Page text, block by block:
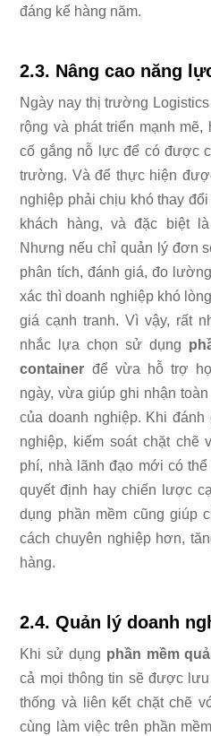
đáng kể hàng năm.
2.3. Nâng cao năng
Ngày nay thị trường
rộng và phát triển mạnh
cố gắng nỗ lực để có được
trường. Và để thực hiện
nghiệp phải chịu khó thay
khách hàng, và đặc biệt
Nhưng nếu chỉ quản lý đơn
phân tích, đánh giá, đo
xác thì doanh nghiệp khó
giá cạnh tranh. Vì vậy, rất
nhắc lựa chọn sử dụng
container để vừa hỗ trợ
ngày, vừa giúp ghi nhận
của doanh nghiệp. Khi
nghiệp, kiểm soát chặt
phí, nhà lãnh đạo mới có
quyết định hay chiến lược
dụng phần mềm cũng giúp
cách chuyên nghiệp hơn,
hàng.
2.4. Quản lý doanh
Khi sử dụng phần mềm
cả mọi thông tin sẽ được
thống và liên kết chặt chẽ
cùng làm việc trên phần